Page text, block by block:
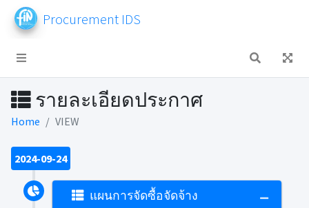
Procurement IDS
รายละเอียดประกาศ
Home VIEW
2024-09-24
แผนการจัดซื้อจัดจ้าง